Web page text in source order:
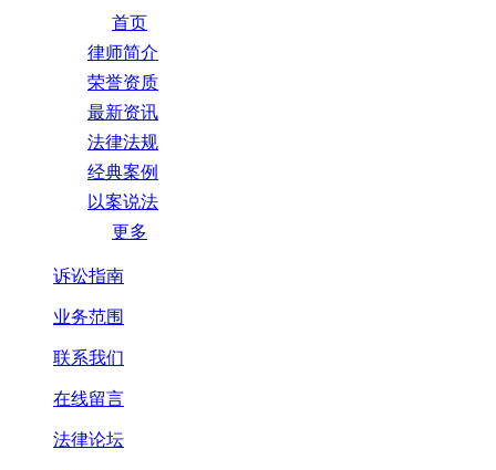
首页
律师简介
荣誉资质
最新资讯
法律法规
经典案例
以案说法
更多
诉讼指南
业务范围
联系我们
在线留言
法律论坛